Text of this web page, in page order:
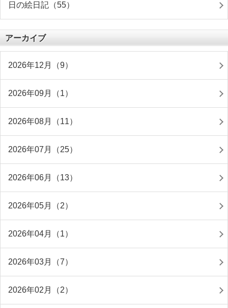
日の絵日記（55）
アーカイブ
2026年12月（9）
2026年09月（1）
2026年08月（11）
2026年07月（25）
2026年06月（13）
2026年05月（2）
2026年04月（1）
2026年03月（7）
2026年02月（2）